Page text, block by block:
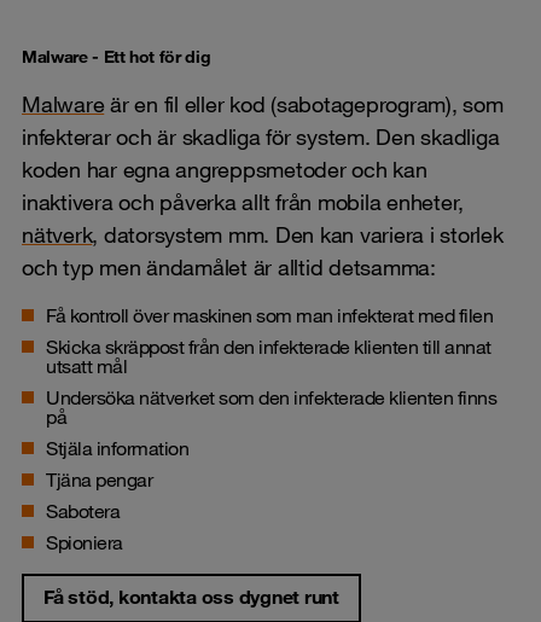
Malware - Ett hot för dig
Malwareär en fil eller kod (sabotageprogram), som
infekterar och är skadliga för system. Den skadliga
koden har egna angreppsmetoder och kan
inaktivera och påverka allt från mobila enheter,
nätverk, datorsystem mm. Den kan variera i storlek
och typ men ändamålet är alltid detsamma:
Få kontroll över maskinen som man infekterat med filen
Skicka skräppostfrån den infekterade klienten till annat
utsatt mål
Undersöka nätverket som den infekterade klienten finns
på
Stjäla information
Tjäna pengar
Sabotera
Spioniera
Få stöd, kontakta oss dygnet runt